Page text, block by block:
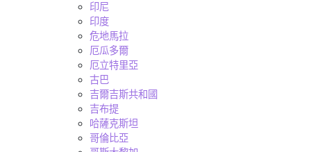
印尼
印度
危地馬拉
厄瓜多爾
厄立特里亞
古巴
吉爾吉斯共和國
吉布提
哈薩克斯坦
哥倫比亞